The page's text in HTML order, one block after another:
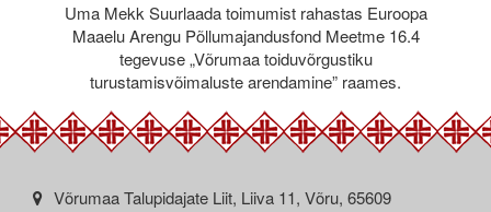
Uma Mekk Suurlaada toimumist rahastas Euroopa
Maaelu Arengu Põllumajandusfond Meetme 16.4
tegevuse „Võrumaa toiduvõrgustiku
turustamisvõimaluste arendamine” raames.
Võrumaa Talupidajate Liit, Liiva 11, Võru, 65609